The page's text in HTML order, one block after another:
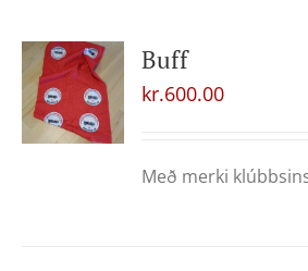
Buff
kr.600.00
Með merki